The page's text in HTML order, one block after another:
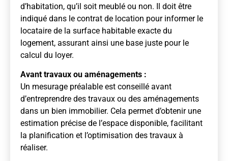
d’habitation, qu’il soit meublé ou non. Il doit être
indiqué dans le contrat de location pour informer le
locataire de la surface habitable exacte du
logement, assurant ainsi une base juste pour le
calcul du loyer.
Avant travaux ou aménagements :
Un mesurage préalable est conseillé avant
d’entreprendre des travaux ou des aménagements
dans un bien immobilier. Cela permet d’obtenir une
estimation précise de l’espace disponible, facilitant
la planification et l’optimisation des travaux à
réaliser.